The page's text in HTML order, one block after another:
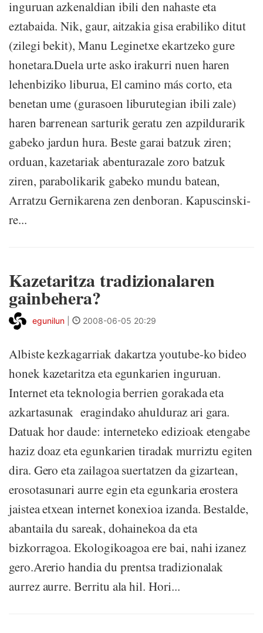
inguruan azkenaldian ibili den nahaste eta
eztabaida. Nik, gaur, aitzakia gisa erabiliko ditut
(zilegi bekit), Manu Leginetxe ekartzeko gure
honetara.Duela urte asko irakurri nuen haren
lehenbiziko liburua, El camino más corto, eta
benetan ume (gurasoen liburutegian ibili zale)
haren barrenean sarturik geratu zen azpildurarik
gabeko jardun hura. Beste garai batzuk ziren;
orduan, kazetariak abenturazale zoro batzuk
ziren, parabolikarik gabeko mundu batean,
Arratzu Gernikarena zen denboran. Kapuscinski-
re...
Kazetaritza tradizionalaren
gainbehera?
egunilun 2008-06-05 20:29
Albiste kezkagarriak dakartza youtube-ko bideo
honek kazetaritza eta egunkarien inguruan.
Internet eta teknologia berrien gorakada eta
azkartasunak eragindako ahulduraz ari gara.
Datuak hor daude: interneteko edizioak etengabe
haziz doaz eta egunkarien tiradak murriztu egiten
dira. Gero eta zailagoa suertatzen da gizartean,
erosotasunari aurre egin eta egunkaria erostera
jaistea etxean internet konexioa izanda. Bestalde,
abantaila du sareak, dohainekoa da eta
bizkorragoa. Ekologikoagoa ere bai, nahi izanez
gero.Arerio handia du prentsa tradizionalak
aurrez aurre. Berritu ala hil. Hori...